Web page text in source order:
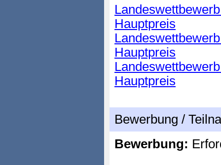
Hauptpreis
Hauptpreis
Hauptpreis
Bewerbung /
Bewerbung: